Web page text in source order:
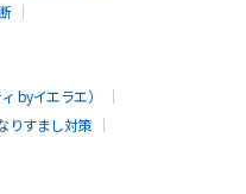
byイエラエ）
りすまし対策